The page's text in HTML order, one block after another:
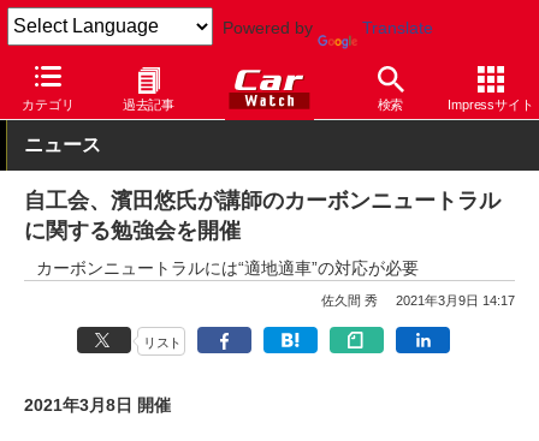
Powered by Translate
カテゴリ 過去記事 検索 Impressサイト
Car Watch テクノロジー その他
ニュース
自工会、濱田悠氏が講師のカーボンニュートラル
に関する勉強会を開催
カーボンニュートラルには“適地適車”の対応が必要
佐久間 秀 2021年3月9日 14:17
リスト
2021年3月8日 開催